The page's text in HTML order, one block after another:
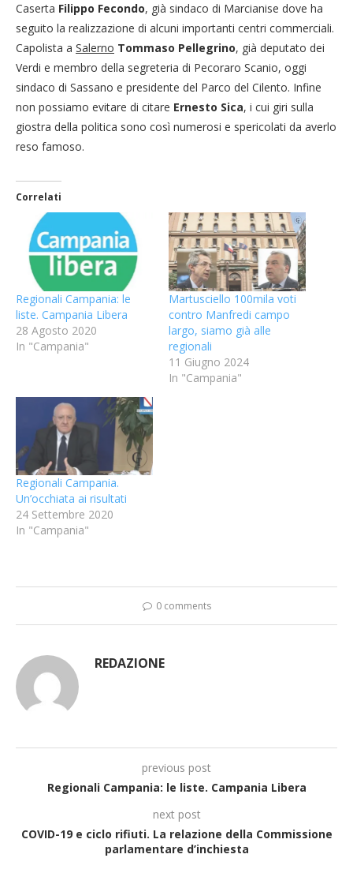
Caserta Filippo Fecondo, già sindaco di Marcianise dove ha
seguito la realizzazione di alcuni importanti centri commerciali.
Capolista a Salerno Tommaso Pellegrino, già deputato dei
Verdi e membro della segreteria di Pecoraro Scanio, oggi
sindaco di Sassano e presidente del Parco del Cilento. Infine
non possiamo evitare di citare Ernesto Sica, i cui giri sulla
giostra della politica sono così numerosi e spericolati da averlo
reso famoso.
Correlati
Regionali Campania: le
liste. Campania Libera
28 Agosto 2020
In "Campania"
Martusciello 100mila voti
contro Manfredi campo
largo, siamo già alle
regionali
11 Giugno 2024
In "Campania"
Regionali Campania.
Un’occhiata ai risultati
24 Settembre 2020
In "Campania"
0 comments
REDAZIONE
previous post
Regionali Campania: le liste. Campania Libera
next post
COVID-19 e ciclo rifiuti. La relazione della Commissione
parlamentare d’inchiesta